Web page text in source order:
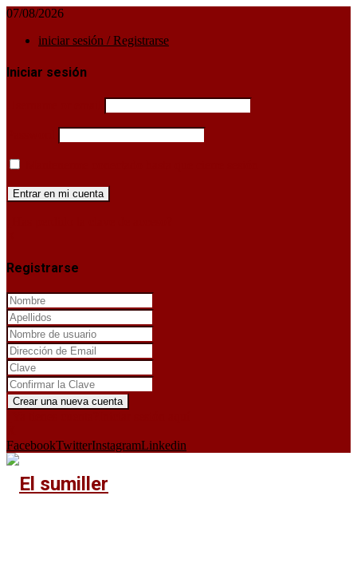
07/08/2026
iniciar sesión / Registrarse
Iniciar sesión
Registrarse
FacebookTwitterInstagramLinkedin